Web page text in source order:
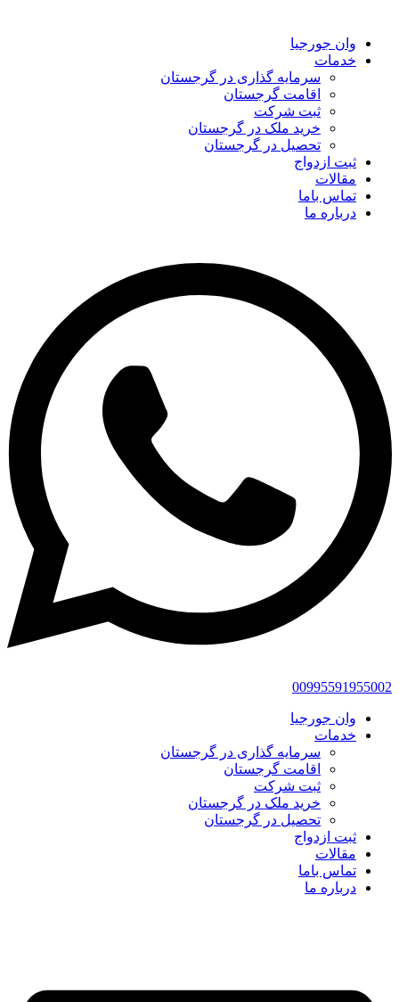
وان جورجیا
خدمات
سرمایه گذاری در گرجستان
اقامت گرجستان
ثبت شرکت
خرید ملک در گرجستان
تحصیل در گرجستان
ثبت ازدواج
مقالات
تماس باما
درباره ما
00995591955002
وان جورجیا
خدمات
سرمایه گذاری در گرجستان
اقامت گرجستان
ثبت شرکت
خرید ملک در گرجستان
تحصیل در گرجستان
ثبت ازدواج
مقالات
تماس باما
درباره ما